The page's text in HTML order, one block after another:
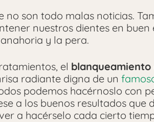
no son todo malas noticias.
nuestros dientes en
y la pera.
el blanqueamiento
radiante digna de un
podemos hacérnoslo con
a los buenos resultados que
a hacérselo cada cierto